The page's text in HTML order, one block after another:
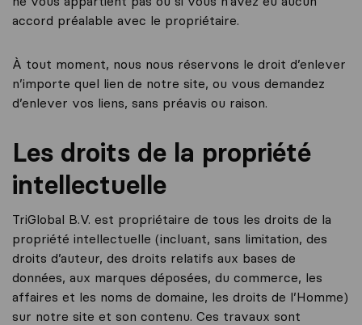
accord préalable avec le propriétaire.
À tout moment, nous nous réservons le droit d’enlever
n’importe quel lien de notre site, ou vous demandez
d’enlever vos liens, sans préavis ou raison.
Les droits de la propriété
intellectuelle
TriGlobal B.V. est propriétaire de tous les droits de la
propriété intellectuelle (incluant, sans limitation, des
droits d’auteur, des droits relatifs aux bases de
données, aux marques déposées, du commerce, les
affaires et les noms de domaine, les droits de l’Homme)
sur notre site et son contenu. Ces travaux sont